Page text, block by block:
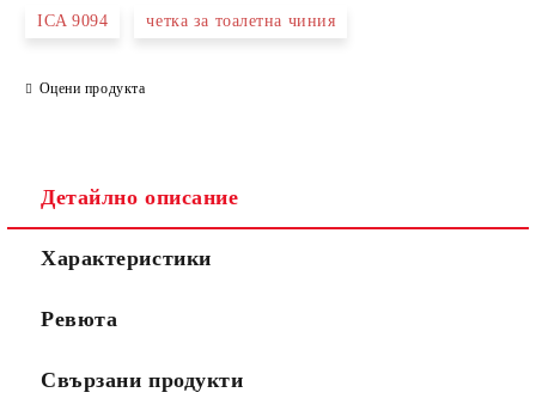
ICA 9094 четка за тоалетна чиния
Оцени продукта
Детайлно описание
Характеристики
Ревюта
Свързани продукти